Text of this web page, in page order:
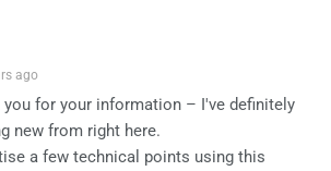
ago
you for your information – I've definitely
new from right here.
a few technical points using this